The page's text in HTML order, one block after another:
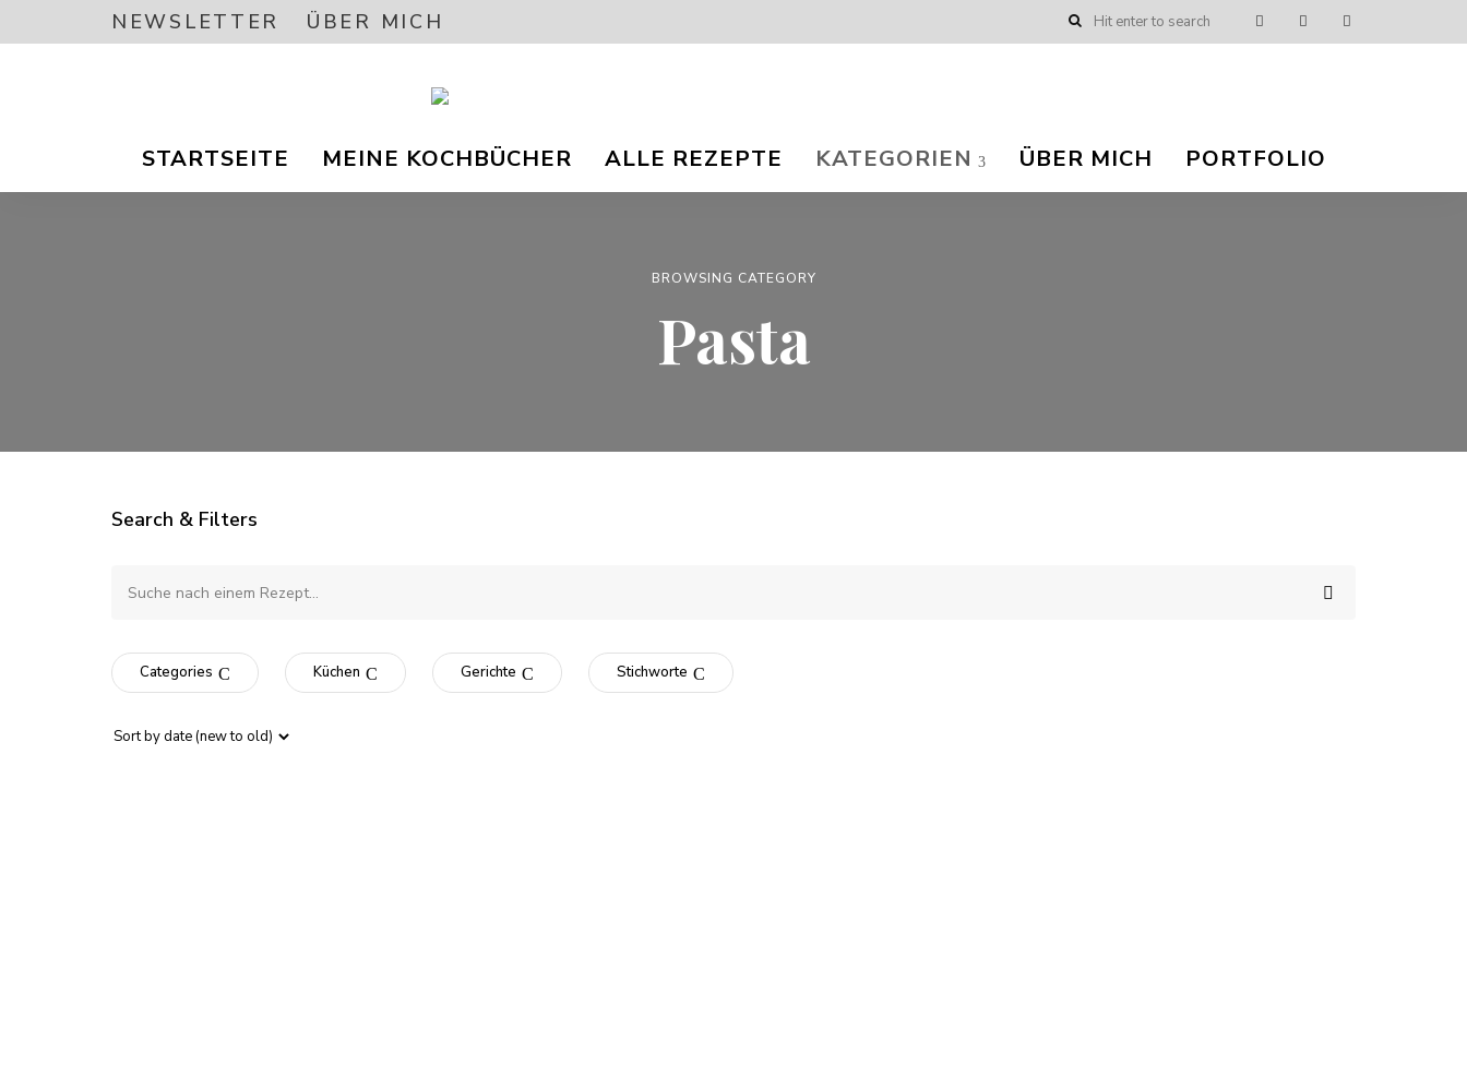
NEWSLETTER ÜBER MICH
Anna
/
Veganer
Foodblog
STARTSEITE MEINE KOCHBÜCHER ALLE REZEPTE KATEGORIEN ÜBER MICH PORTFOLIO
BROWSING CATEGORY
Pasta
Search & Filters
Categories Küchen Gerichte Stichworte